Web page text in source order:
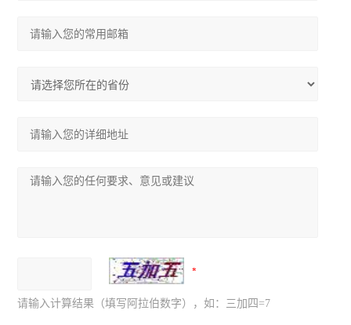
请输入计算结果（填写阿拉伯数字），如：三加四=7